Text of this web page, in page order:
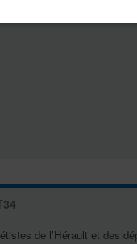
de l’Hérault et des